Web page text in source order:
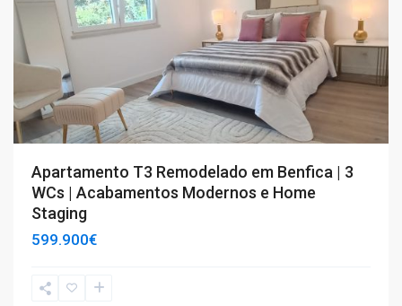
Apartamento T3 Remodelado em Benfica | 3
WCs | Acabamentos Modernos e Home
Staging
599.900€
T3,